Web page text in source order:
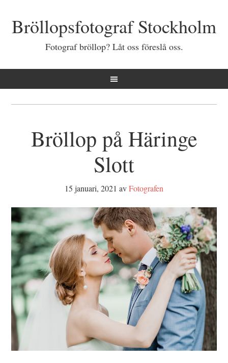
Bröllopsfotograf Stockholm
Fotograf bröllop? Låt oss föreslå oss.
Bröllop på Häringe
Slott
15 januari, 2021 avFotografen